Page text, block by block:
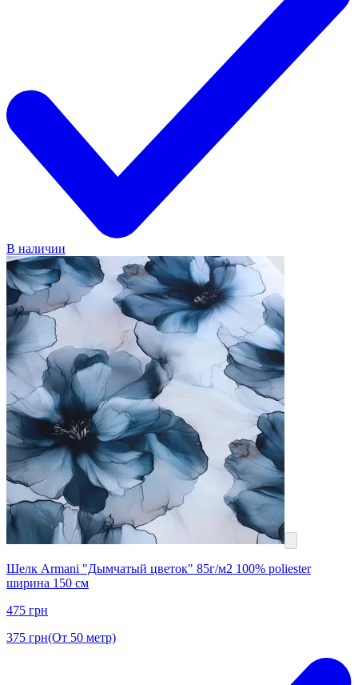
В наличии
Шелк Armani "Дымчатый цветок" 85г/м2 100% poliester
ширина 150 см
475 грн
375 грн(От 50 метр)